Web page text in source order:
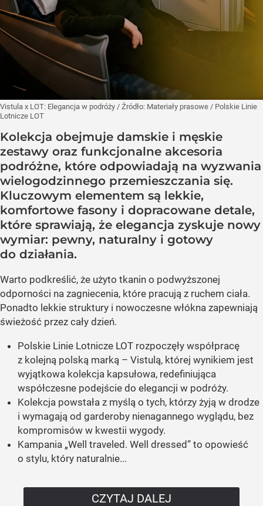
Vistula x LOT: Elegancja w podróży / Źródło: Materiały prasowe / Polskie Linie
Lotnicze LOT
Kolekcja obejmuje damskie i męskie
zestawy oraz funkcjonalne akcesoria
podróżne, które odpowiadają na wyzwania
wielogodzinnego przemieszczania się.
Kluczowym elementem są lekkie,
komfortowe fasony i dopracowane detale,
które sprawiają, że elegancja zyskuje nowy
wymiar: pewny, naturalny i gotowy
do działania.
Warto podkreślić, że użyto tkanin o podwyższonej
odporności na zagniecenia, które pracują z ruchem ciała.
Ponadto lekkie struktury i nowoczesne włókna zapewniają
świeżość przez cały dzień.
Polskie Linie Lotnicze LOT rozpoczęły współpracę
z kolejną polską marką – Vistulą, której wynikiem jest
wyjątkowa kolekcja kapsułowa, redefiniująca
współczesne podejście do elegancji w podróży.
Kolekcja powstała z myślą o tych, którzy żyją w drodze
i wymagają od garderoby nienagannego wyglądu, bez
kompromisów w kwestii wygody.
Kampania „Well traveled. Well dressed” to opowieść
o stylu, który naturalnie...
CZYTAJ DALEJ